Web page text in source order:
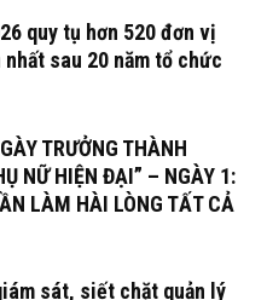
quy tụ hơn 520 đơn vị
sau 20 năm tổ chức
TRƯỞNG THÀNH
NỮ HIỆN ĐẠI” – NGÀY 1:
LÀM HÀI LÒNG TẤT CẢ
sát, siết chặt quản lý